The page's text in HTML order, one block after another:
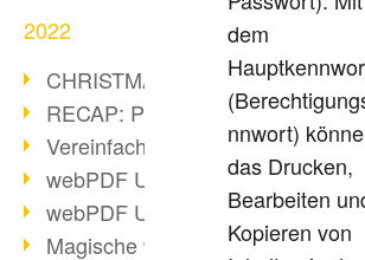
2022
CHRISTMAS 2022 loading
RECAP: PDF Days Europe 2022
Vereinfachung Personalprozesse
webPDF Update 8.0.0.2727
webPDF Update 9.0.0.2732
Magische webPDF Version 9
dem
nnwort)
das Drucken,
Bearbeiten
Kopieren von